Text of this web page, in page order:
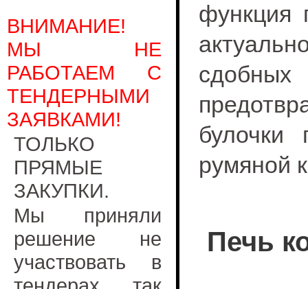
ВНИМАНИЕ!
МЫ НЕ
РАБОТАЕМ С
ТЕНДЕРНЫМИ
ЗАЯВКАМИ!
ТОЛЬКО
ПРЯМЫЕ
ЗАКУПКИ.
Мы приняли
решение не
участвовать в
функция
булочки
румяной
Печь